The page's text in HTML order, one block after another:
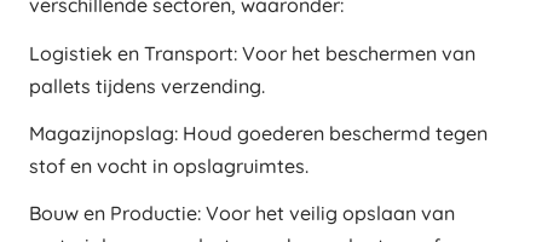
verschillende sectoren, waaronder:
Logistiek en Transport: Voor het beschermen van
pallets tijdens verzending.
Magazijnopslag: Houd goederen beschermd tegen
stof en vocht in opslagruimtes.
Bouw en Productie: Voor het veilig opslaan van